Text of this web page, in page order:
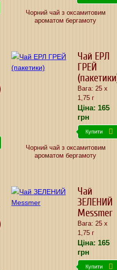
Чорний чай з оксамитовим
ароматом бергамоту
Чай ЕРЛ
ГРЕЙ
Вага: 25 х
1,75 г
Ціна: 165
грн
Купити
Чорний чай з оксамитовим
ароматом бергамоту
Чай
ЗЕЛЕНИЙ
Messmer
Вага: 25 х
1,75 г
Ціна: 165
грн
Купити